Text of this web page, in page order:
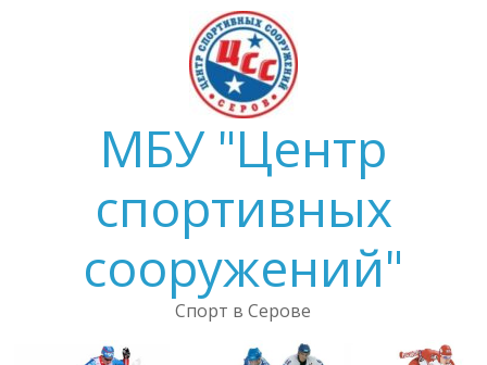
МБУ "Центр
спортивных
сооружений"
Спорт в Серове